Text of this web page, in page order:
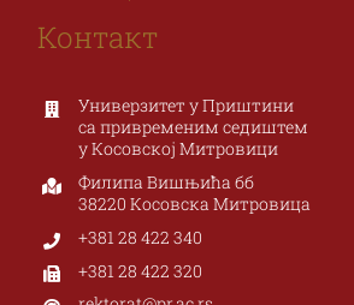
Контакт
Универзитет у Приштини
са привременим седиштем
у Косовској Митровици
Филипа Вишњића бб
38220 Косовска Митровица
+381 28 422 340
+381 28 422 320